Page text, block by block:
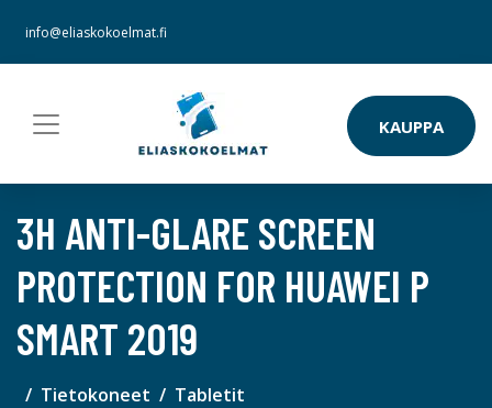
info@eliaskokoelmat.fi
KAUPPA
3H ANTI-GLARE SCREEN
PROTECTION FOR HUAWEI P
SMART 2019
Tietokoneet Tabletit